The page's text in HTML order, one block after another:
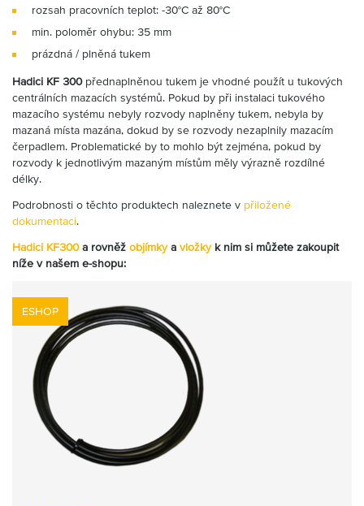
rozsah pracovních teplot: -30°C až 80°C
min. poloměr ohybu: 35 mm
prázdná / plněná tukem
Hadici KF 300přednaplněnou tukem je vhodné použít u tukových
centrálních mazacích systémů. Pokud by při instalaci tukového
mazacího systému nebyly rozvody naplněny tukem, nebyla by
mazaná místa mazána, dokud by se rozvody nezaplnily mazacím
čerpadlem. Problematické by to mohlo být zejména, pokud by
rozvody k jednotlivým mazaným místům měly výrazně rozdílné
délky.
Podrobnosti o těchto produktech naleznete v přiložené
dokumentaci.
Hadici KF300a rovněž objímkya vložkyk nim si můžete zakoupit
níže v našem e-shopu:
ESHOP